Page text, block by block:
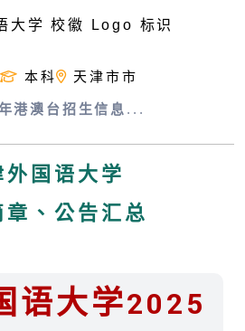
本科 天津市市
港澳台招生信息 ...
外国语大学
、公告汇总
语大学2025